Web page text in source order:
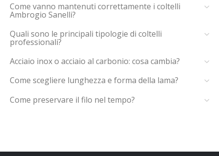
Come vanno mantenuti correttamente i coltelli
Ambrogio Sanelli?
Quali sono le principali tipologie di coltelli
professionali?
Acciaio inox o acciaio al carbonio: cosa cambia?
Come scegliere lunghezza e forma della lama?
Come preservare il filo nel tempo?